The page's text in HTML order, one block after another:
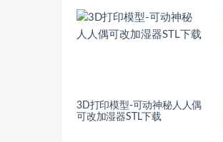
3D打印模型-可动神秘人人偶
可改加湿器STL下载